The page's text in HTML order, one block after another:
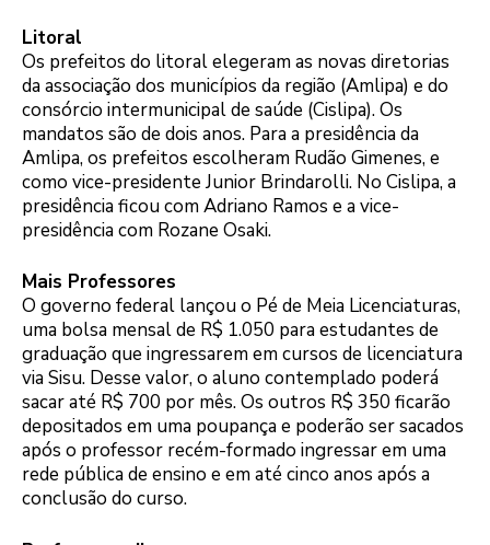
Litoral
Os prefeitos do litoral elegeram as novas diretorias
da associação dos municípios da região (Amlipa) e do
consórcio intermunicipal de saúde (Cislipa). Os
mandatos são de dois anos. Para a presidência da
Amlipa, os prefeitos escolheram Rudão Gimenes, e
como vice-presidente Junior Brindarolli. No Cislipa, a
presidência ficou com Adriano Ramos e a vice-
presidência com Rozane Osaki.
Mais Professores
O governo federal lançou o Pé de Meia Licenciaturas,
uma bolsa mensal de R$ 1.050 para estudantes de
graduação que ingressarem em cursos de licenciatura
via Sisu. Desse valor, o aluno contemplado poderá
sacar até R$ 700 por mês. Os outros R$ 350 ficarão
depositados em uma poupança e poderão ser sacados
após o professor recém-formado ingressar em uma
rede pública de ensino e em até cinco anos após a
conclusão do curso.